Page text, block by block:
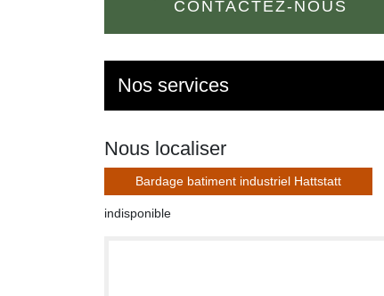
CONTACTEZ-NOUS
Nos services
Nous localiser
Bardage batiment industriel Hattstatt
indisponible